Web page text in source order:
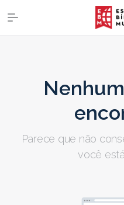
Parece que não
você